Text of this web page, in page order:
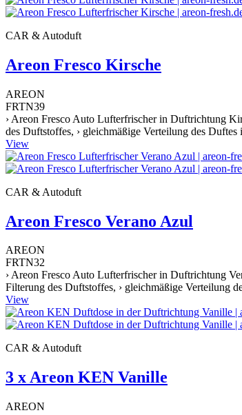
CAR & Autoduft
Areon Fresco Kirsche
AREON
FRTN39
› Areon Fresco Auto Lufterfrischer in Duftrichtung
des Duftstoffes, › gleichmäßige Verteilung des
View
CAR & Autoduft
Areon Fresco Verano Azul
AREON
FRTN32
› Areon Fresco Auto Lufterfrischer in Duftrichtung
Filterung des Duftstoffes, › gleichmäßige Verteilung
View
CAR & Autoduft
3 x Areon KEN Vanille
AREON